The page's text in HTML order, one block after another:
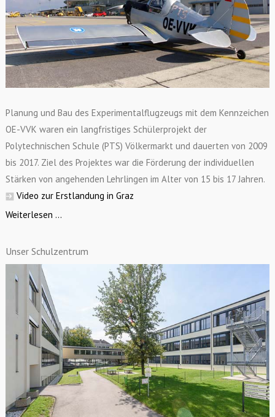
Planung und Bau des Experimentalflugzeugs mit dem Kennzeichen
OE-VVK waren ein langfristiges Schülerprojekt der
Polytechnischen Schule (PTS) Völkermarkt und dauerten von 2009
bis 2017. Ziel des Projektes war die Förderung der individuellen
Stärken von angehenden Lehrlingen im Alter von 15 bis 17 Jahren.
Video zur Erstlandung in Graz
Weiterlesen ...
Unser Schulzentrum